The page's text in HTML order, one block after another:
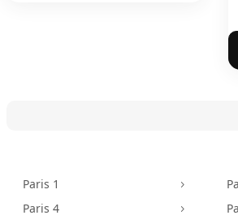
Paris 1 5
Paris 4 5